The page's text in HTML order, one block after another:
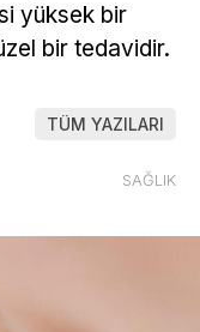
yüksek bir
bir tedavidir.
TÜM YAZILARI
SAĞLIK